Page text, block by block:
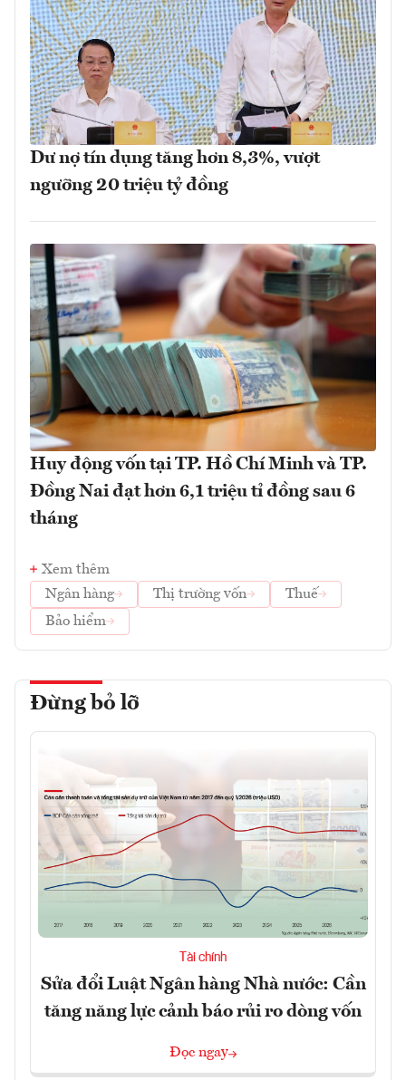
Dư nợ tín dụng tăng hơn 8,3%, vượt
ngưỡng 20 triệu tỷ đồng
Huy động vốn tại TP. Hồ Chí Minh và TP.
Đồng Nai đạt hơn 6,1 triệu tỉ đồng sau 6
tháng
Xem thêm
Ngân hàng
Thị trường vốn
Thuế
Bảo hiểm
Đừng bỏ lỡ
Tài chính
Sửa đổi Luật Ngân hàng Nhà nước: Cần
tăng năng lực cảnh báo rủi ro dòng vốn
Đọc ngay